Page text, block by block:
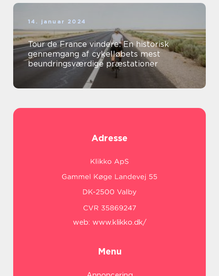
14. januar 2024
Tour de France vindere: En historisk
gennemgang af cykelløbets mest
beundringsværdige præstationer
Adresse
web: www.klikko.dk/
Menu